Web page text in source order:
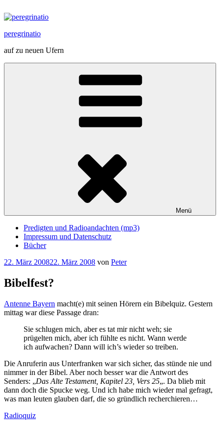
Inhalt
peregrinatio
auf zu neuen Ufern
Menü
Predigten und Radioandachten (mp3)
Impressum und Datenschutz
Bücher
Veröffentlicht
22. März 200822. März 2008 von Peter
Bibelfest?
Antenne Bayern macht(e) mit seinen Hörern ein Bibelquiz. Gestern
mittag war diese Passage dran:
Sie schlugen mich, aber es tat mir nicht weh; sie
prügelten mich, aber ich fühlte es nicht. Wann werde
ich aufwachen? Dann will ich’s wieder so treiben.
Die Anruferin aus Unterfranken war sich sicher, das stünde nie und
nimmer in der Bibel. Aber noch besser war die Antwort des
Senders: „Das Alte Testament, Kapitel 23, Vers 25„. Da blieb mit
dann doch die Spucke weg. Und ich habe mich wieder mal gefragt,
was man leuten glauben darf, die so gründlich recherchieren…
Radioquiz